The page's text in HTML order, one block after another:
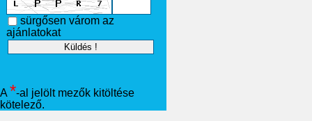
sürgősen várom az
ajánlatokat
A *-al jelölt mezők kitöltése
kötelező.